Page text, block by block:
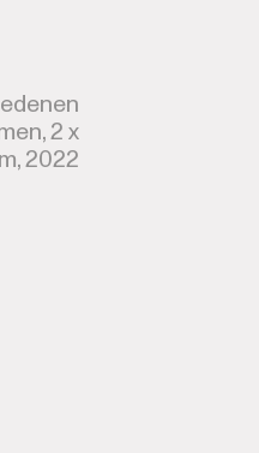
2 x
2022